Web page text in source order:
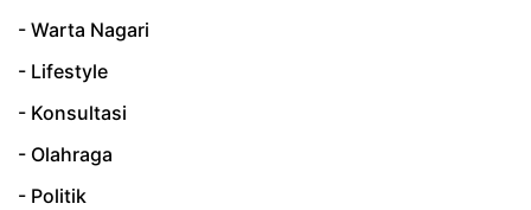
- Warta Nagari
- Lifestyle
- Konsultasi
- Olahraga
- Politik